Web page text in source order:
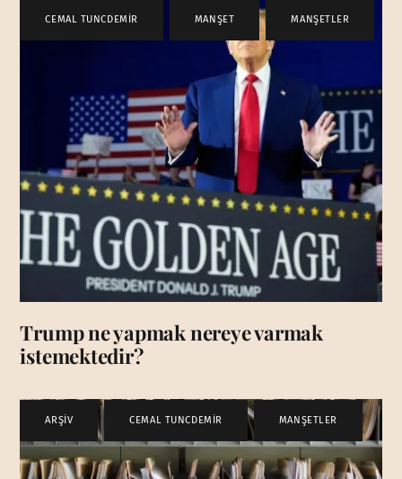
CEMAL TUNCDEMİR MANŞET , MANŞETLER
Trump ne yapmak nereye varmak
istemektedir?
ARŞİV CEMAL TUNCDEMİR , MANŞETLER